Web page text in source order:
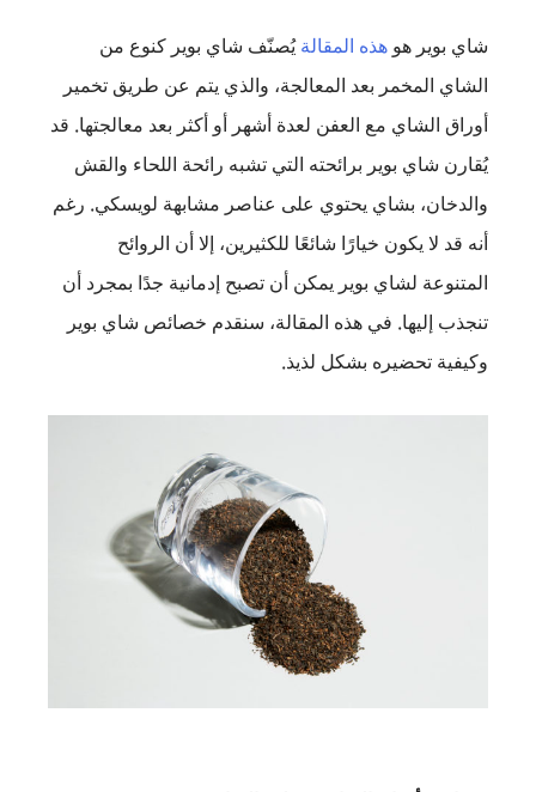
شاي بوير هو هذه المقالةيُصنّف شاي بوير كنوع من
الشاي المخمر بعد المعالجة، والذي يتم عن طريق تخمير
أوراق الشاي مع العفن لعدة أشهر أو أكثر بعد معالجتها. قد
يُقارن شاي بوير برائحته التي تشبه رائحة اللحاء والقش
والدخان، بشاي يحتوي على عناصر مشابهة لويسكي. رغم
أنه قد لا يكون خيارًا شائعًا للكثيرين، إلا أن الروائح
المتنوعة لشاي بوير يمكن أن تصبح إدمانية جدًا بمجرد أن
تنجذب إليها. في هذه المقالة، سنقدم خصائص شاي بوير
وكيفية تحضيره بشكل لذيذ.